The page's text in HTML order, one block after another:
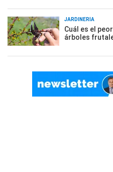
JARDINERÍA
Cuál es el
árboles